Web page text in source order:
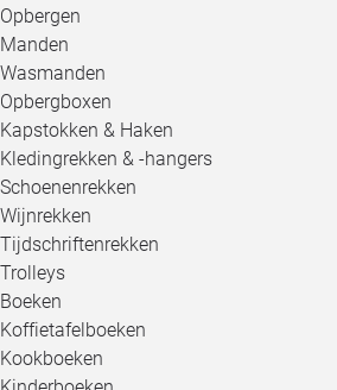
Opbergen
Manden
Wasmanden
Opbergboxen
Kapstokken & Haken
Kledingrekken & -hangers
Schoenenrekken
Wijnrekken
Tijdschriftenrekken
Trolleys
Boeken
Koffietafelboeken
Kookboeken